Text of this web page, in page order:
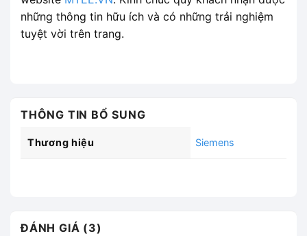
những thông tin hữu ích và có những trải nghiệm
tuyệt vời trên trang.
THÔNG TIN BỔ SUNG
Thương hiệu Siemens
ĐÁNH GIÁ (3)